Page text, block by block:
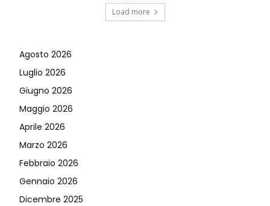
Load more
Agosto 2026
Luglio 2026
Giugno 2026
Maggio 2026
Aprile 2026
Marzo 2026
Febbraio 2026
Gennaio 2026
Dicembre 2025